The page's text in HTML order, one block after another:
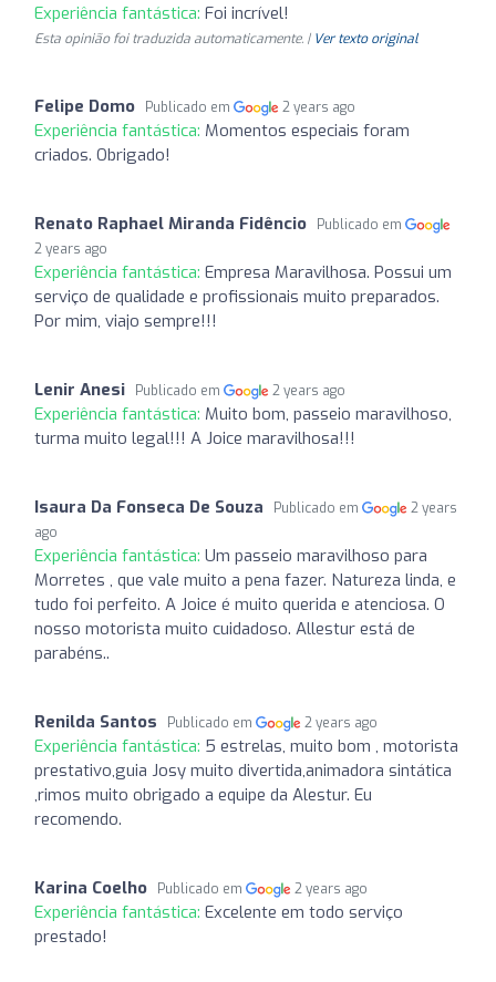
Experiência fantástica: Foi incrível!
Esta opinião foi traduzida automaticamente. | Ver texto original
Felipe Domo Publicado em 2 years ago
Experiência fantástica: Momentos especiais foram
criados. Obrigado!
Renato Raphael Miranda Fidêncio
Publicado em
2 years ago
Experiência fantástica: Empresa Maravilhosa. Possui um
serviço de qualidade e profissionais muito preparados.
Por mim, viajo sempre!!!
Lenir Anesi Publicado em 2 years ago
Experiência fantástica: Muito bom, passeio maravilhoso,
turma muito legal!!! A Joice maravilhosa!!!
Isaura Da Fonseca De Souza Publicado em
2 years
ago
Experiência fantástica: Um passeio maravilhoso para
Morretes , que vale muito a pena fazer. Natureza linda, e
tudo foi perfeito. A Joice é muito querida e atenciosa. O
nosso motorista muito cuidadoso. Allestur está de
parabéns..
Renilda Santos Publicado em 2 years ago
Experiência fantástica: 5 estrelas, muito bom , motorista
prestativo,guia Josy muito divertida,animadora sintática
,rimos muito obrigado a equipe da Alestur. Eu
recomendo.
Karina Coelho Publicado em 2 years ago
Experiência fantástica: Excelente em todo serviço
prestado!